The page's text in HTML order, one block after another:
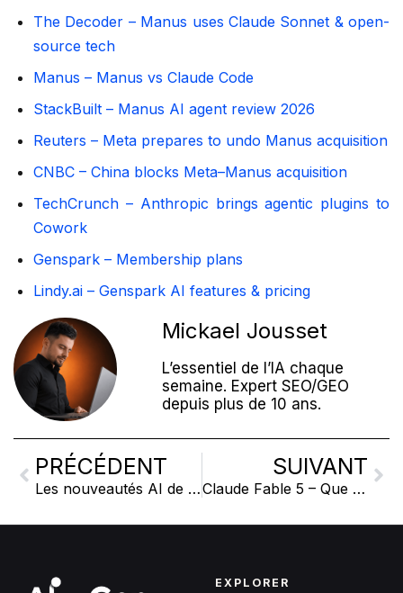
The Decoder – Manus uses Claude Sonnet & open-
source tech
Manus – Manus vs Claude Code
StackBuilt – Manus AI agent review 2026
Reuters – Meta prepares to undo Manus acquisition
CNBC – China blocks Meta–Manus acquisition
TechCrunch – Anthropic brings agentic plugins to
Cowork
Genspark – Membership plans
Lindy.ai – Genspark AI features & pricing
Mickael Jousset
L’essentiel de l’IA chaque
semaine. Expert SEO/GEO
depuis plus de 10 ans.
PRÉCÉDENT
Les nouveautés AI de la semaine 05/06/2026
SUIVANT
Claude Fable 5 – Que retenir
EXPLORER